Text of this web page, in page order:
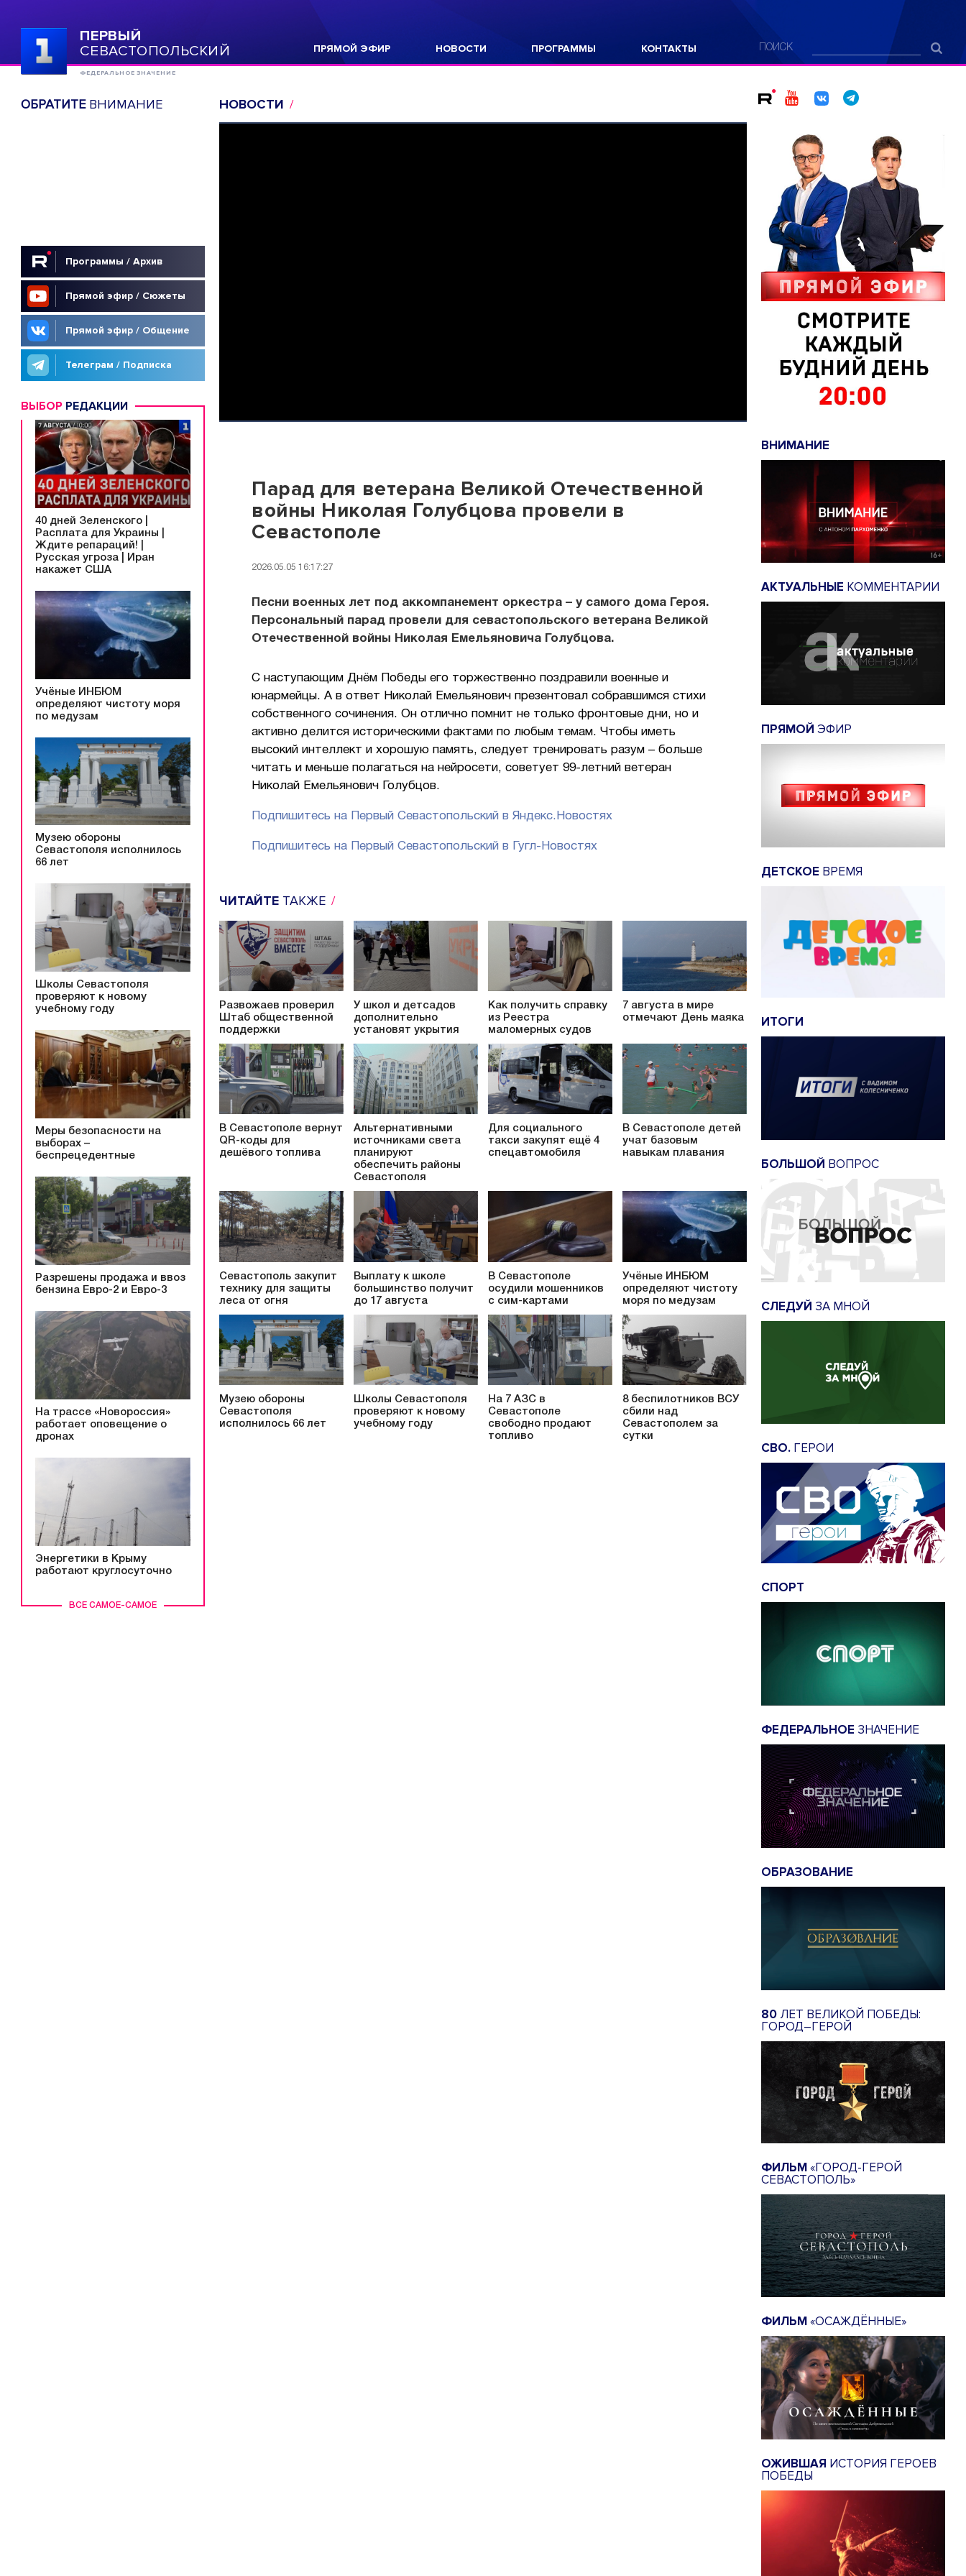
ПЕРВЫЙ
СЕВАСТОПОЛЬСКИЙ
ФЕДЕРАЛЬНОЕ ЗНАЧЕНИЕ
ПРЯМОЙ ЭФИР НОВОСТИ ПРОГРАММЫ КОНТАКТЫ ПОИСК
ОБРАТИТЕВНИМАНИЕ
Программы / Архив
Прямой эфир / Сюжеты
Прямой эфир / Общение
Телеграм / Подписка
ВЫБОР РЕДАКЦИИ
ВСЕ САМОЕ-САМОЕ
40 дней Зеленского |
Расплата для Украины |
Ждите репараций! |
Русская угроза | Иран
накажет США
Учёные ИНБЮМ
определяют чистоту моря
по медузам
Музею обороны
Севастополя исполнилось
66 лет
Школы Севастополя
проверяют к новому
учебному году
Меры безопасности на
выборах –
беспрецедентные
Разрешены продажа и ввоз
бензина Евро-2 и Евро-3
На трассе «Новороссия»
работает оповещение о
дронах
Энергетики в Крыму
работают круглосуточно
НОВОСТИ
Парад для ветерана Великой Отечественной
войны Николая Голубцова провели в
Севастополе
2026.05.05 16:17:27
Песни военных лет под аккомпанемент оркестра – у самого дома Героя.
Персональный парад провели для севастопольского ветерана Великой
Отечественной войны Николая Емельяновича Голубцова.
С наступающим Днём Победы его торжественно поздравили военные и
юнармейцы. А в ответ Николай Емельянович презентовал собравшимся стихи
собственного сочинения. Он отлично помнит не только фронтовые дни, но и
активно делится историческими фактами по любым темам. Чтобы иметь
высокий интеллект и хорошую память, следует тренировать разум – больше
читать и меньше полагаться на нейросети, советует 99-летний ветеран
Николай Емельянович Голубцов.
Подпишитесь на Первый Севастопольский в Яндекс.Новостях
Подпишитесь на Первый Севастопольский в Гугл-Новостях
ЧИТАЙТЕ ТАКЖЕ
Развожаев проверил
Штаб общественной
поддержки
У школ и детсадов
дополнительно
установят укрытия
Как получить справку
из Реестра
маломерных судов
7 августа в мире
отмечают День маяка
В Севастополе вернут
QR-коды для
дешёвого топлива
Альтернативными
источниками света
планируют
обеспечить районы
Севастополя
Для социального
такси закупят ещё 4
спецавтомобиля
В Севастополе детей
учат базовым
навыкам плавания
Севастополь закупит
технику для защиты
леса от огня
Выплату к школе
большинство получит
до 17 августа
В Севастополе
осудили мошенников
с сим-картами
Учёные ИНБЮМ
определяют чистоту
моря по медузам
Музею обороны
Севастополя
исполнилось 66 лет
Школы Севастополя
проверяют к новому
учебному году
На 7 АЗС в
Севастополе
свободно продают
топливо
8 беспилотников ВСУ
сбили над
Севастополем за
сутки
ВНИМАНИЕ
АКТУАЛЬНЫЕ КОММЕНТАРИИ
ПРЯМОЙ ЭФИР
ДЕТСКОЕ ВРЕМЯ
ИТОГИ
БОЛЬШОЙ ВОПРОС
СЛЕДУЙ ЗА МНОЙ
СВО. ГЕРОИ
СПОРТ
ФЕДЕРАЛЬНОЕ ЗНАЧЕНИЕ
ОБРАЗОВАНИЕ
80 ЛЕТ ВЕЛИКОЙ ПОБЕДЫ:
ГОРОД–ГЕРОЙ
ФИЛЬМ«ГОРОД-ГЕРОЙ
СЕВАСТОПОЛЬ»
ФИЛЬМ«ОСАЖДЁННЫЕ»
ОЖИВШАЯ ИСТОРИЯ ГЕРОЕВ
ПОБЕДЫ